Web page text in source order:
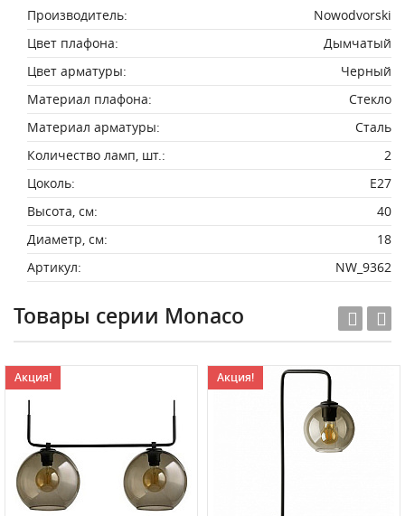
Производитель:
Nowodvorski
Цвет плафона:
Дымчатый
Цвет арматуры:
Черный
Материал плафона:
Стекло
Материал арматуры:
Сталь
Количество ламп, шт.:
2
Цоколь:
E27
Высота, см:
40
Диаметр, см:
18
Артикул:
NW_9362
Товары серии Monaco
Акция! Акция!